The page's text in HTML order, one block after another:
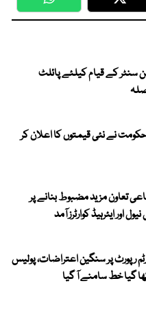
WhatsApp
سنٹر کے قیام کیلئے پائلٹ
نے نئی قیمتوں کا اعلان کر
تعاون مزید مضبوط بنانے پر
اور ایئرہیڈ کوارٹرز آمد
رپورٹ پر سنگین اعتراضات، پولیس
گیا خط سامنے آ گیا